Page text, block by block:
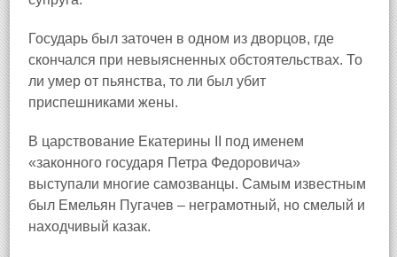
Государь был заточен в одном из дворцов, где
скончался при невыясненных обстоятельствах. То
ли умер от пьянства, то ли был убит
приспешниками жены.
В царствование Екатерины II под именем
«законного государя Петра Федоровича»
выступали многие самозванцы. Самым известным
был Емельян Пугачев – неграмотный, но смелый и
находчивый казак.